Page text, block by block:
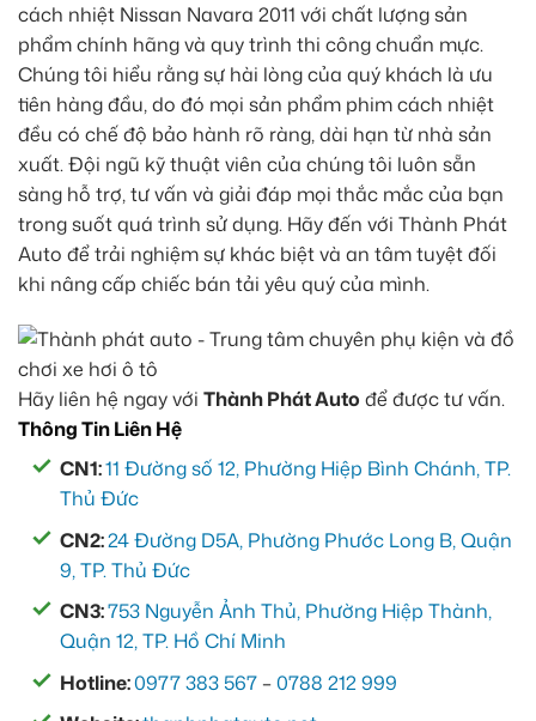
cách nhiệt Nissan Navara 2011 với chất lượng sản
phẩm chính hãng và quy trình thi công chuẩn mực.
Chúng tôi hiểu rằng sự hài lòng của quý khách là ưu
tiên hàng đầu, do đó mọi sản phẩm phim cách nhiệt
đều có chế độ bảo hành rõ ràng, dài hạn từ nhà sản
xuất. Đội ngũ kỹ thuật viên của chúng tôi luôn sẵn
sàng hỗ trợ, tư vấn và giải đáp mọi thắc mắc của bạn
trong suốt quá trình sử dụng. Hãy đến với Thành Phát
Auto để trải nghiệm sự khác biệt và an tâm tuyệt đối
khi nâng cấp chiếc bán tải yêu quý của mình.
Hãy liên hệ ngay với Thành Phát Auto để được tư vấn.
Thông Tin Liên Hệ
CN1:11 Đường số 12, Phường Hiệp Bình Chánh, TP.
Thủ Đức
CN2:24 Đường D5A, Phường Phước Long B, Quận
9, TP. Thủ Đức
CN3:753 Nguyễn Ảnh Thủ, Phường Hiệp Thành,
Quận 12, TP. Hồ Chí Minh
Hotline:0977 383 567 –0788 212 999